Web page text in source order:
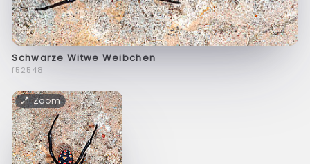
Schwarze Witwe Weibchen
f52548
Zoom